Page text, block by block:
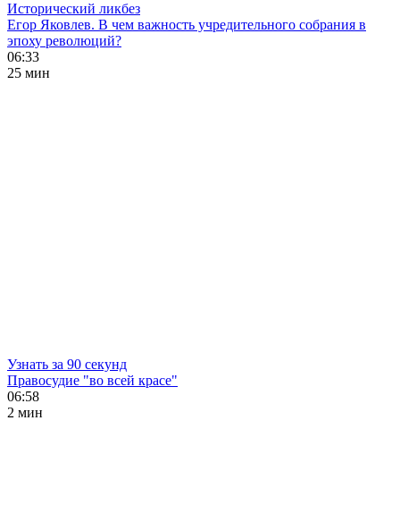
Исторический ликбез
Егор Яковлев. В чем важность учредительного собрания в
эпоху революций?
06:33
25 мин
Узнать за 90 секунд
Правосудие "во всей красе"
06:58
2 мин